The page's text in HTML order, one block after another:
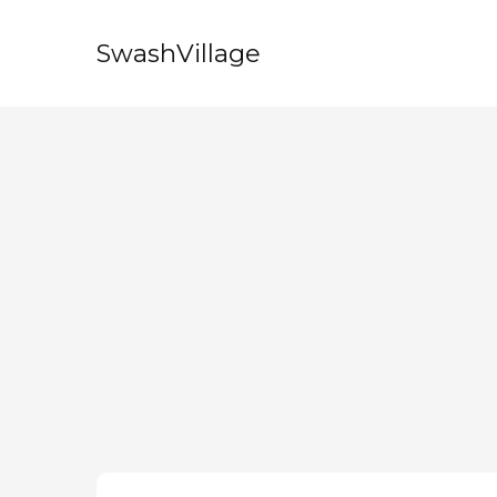
SwashVillage